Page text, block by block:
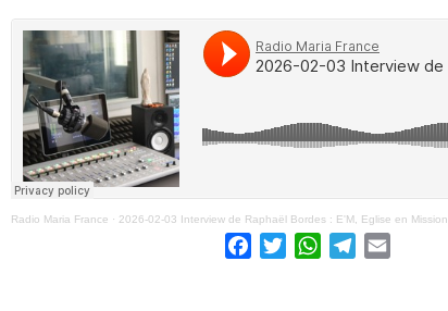
Radio Maria France · 2026-02-03 Interview de Raphaël Bordes : E'M, Eglise en Mission
Facebook
TwitterWhatsApp
Telegram